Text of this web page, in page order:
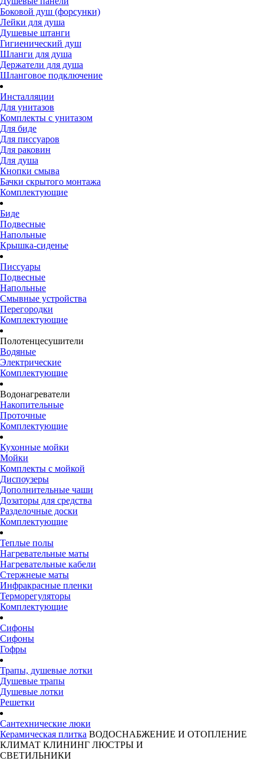
Боковой душ (форсунки)
Лейки для душа
Душевые штанги
Гигиенический душ
Шланги для душа
Держатели для душа
Шланговое подключение
Инсталляции
Для унитазов
Комплекты с унитазом
Для биде
Для писсуаров
Для раковин
Для душа
Кнопки смыва
Бачки скрытого монтажа
Комплектующие
Биде
Подвесные
Напольные
Крышка-сиденье
Писсуары
Подвесные
Напольные
Смывные устройства
Перегородки
Комплектующие
Полотенцесушители
Водяные
Электрические
Комплектующие
Водонагреватели
Накопительные
Проточные
Комплектующие
Кухонные мойки
Мойки
Комплекты с мойкой
Диспоузеры
Дополнительные чаши
Дозаторы для средства
Разделочные доски
Комплектующие
Теплые полы
Нагревательные маты
Нагревательные кабели
Стержнеые маты
Инфракрасные пленки
Терморегуляторы
Комплектующие
Сифоны
Сифоны
Гофры
Трапы, душевые лотки
Душевые трапы
Душевые лотки
Решетки
Сантехнические люки
Керамическая плитка ВОДОСНАБЖЕНИЕ И ОТОПЛЕНИЕ
КЛИМАТ КЛИНИНГ ЛЮСТРЫ И
СВЕТИЛЬНИКИ